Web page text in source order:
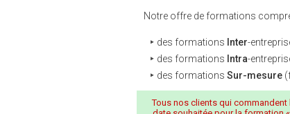
Notre offre de formations
des formations Inter-
des formations Intra-
des formations Sur-mesure
Tous nos clients qui commandent